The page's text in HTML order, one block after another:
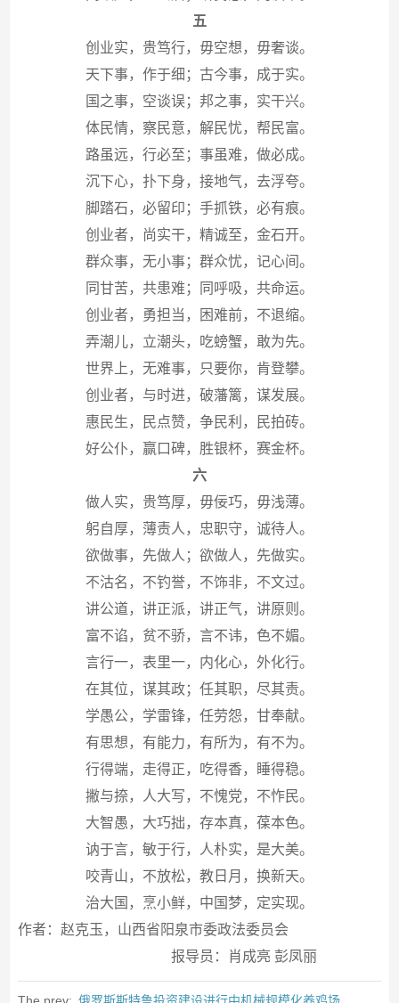
五
创业实，贵笃行，毋空想，毋奢谈。
天下事，作于细；古今事，成于实。
国之事，空谈误；邦之事，实干兴。
体民情，察民意，解民忧，帮民富。
路虽远，行必至；事虽难，做必成。
沉下心，扑下身，接地气，去浮夸。
脚踏石，必留印；手抓铁，必有痕。
创业者，尚实干，精诚至，金石开。
群众事，无小事；群众忧，记心间。
同甘苦，共患难；同呼吸，共命运。
创业者，勇担当，困难前，不退缩。
弄潮儿，立潮头，吃螃蟹，敢为先。
世界上，无难事，只要你，肯登攀。
创业者，与时进，破藩篱，谋发展。
惠民生，民点赞，争民利，民拍砖。
好公仆，赢口碑，胜银杯，赛金杯。
六
做人实，贵笃厚，毋佞巧，毋浅薄。
躬自厚，薄责人，忠职守，诚待人。
欲做事，先做人；欲做人，先做实。
不沽名，不钓誉，不饰非，不文过。
讲公道，讲正派，讲正气，讲原则。
富不谄，贫不骄，言不讳，色不媚。
言行一，表里一，内化心，外化行。
在其位，谋其政；任其职，尽其责。
学愚公，学雷锋，任劳怨，甘奉献。
有思想，有能力，有所为，有不为。
行得端，走得正，吃得香，睡得稳。
撇与捺，人大写，不愧党，不怍民。
大智愚，大巧拙，存本真，葆本色。
讷于言，敏于行，人朴实，是大美。
咬青山，不放松，教日月，换新天。
治大国，烹小鲜，中国梦，定实现。
作者：赵克玉，山西省阳泉市委政法委员会
报导员：肖成亮 彭凤丽